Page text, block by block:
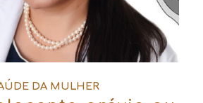
DA MULHER